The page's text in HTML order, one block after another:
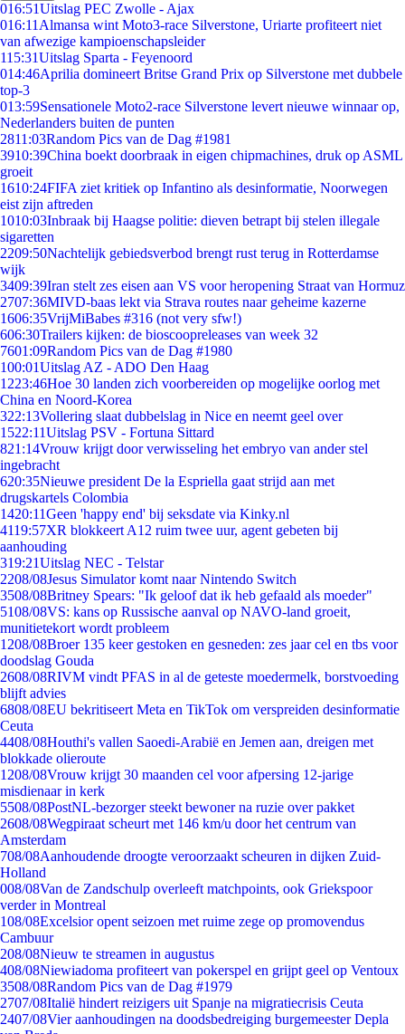
016:51Uitslag PEC Zwolle - Ajax
016:11 Almansa wint Moto3-race Silverstone, Uriarte profiteert niet
van afwezige kampioenschapsleider
115:31Uitslag Sparta - Feyenoord
014:46Aprilia domineert Britse Grand Prix op Silverstone met dubbele
top-3
013:59Sensationele Moto2-race Silverstone levert nieuwe winnaar op,
Nederlanders buiten de punten
2811:03Random Pics van de Dag #1981
3910:39China boekt doorbraak in eigen chipmachines, druk op ASML
groeit
1610:24FIFA ziet kritiek op Infantino als desinformatie, Noorwegen
eist zijn aftreden
1010:03Inbraak bij Haagse politie: dieven betrapt bij stelen illegale
sigaretten
2209:50Nachtelijk gebiedsverbod brengt rust terug in Rotterdamse
wijk
3409:39Iran stelt zes eisen aan VS voor heropening Straat van Hormuz
2707:36MIVD-baas lekt via Strava routes naar geheime kazerne
1606:35VrijMiBabes #316 (not very sfw!)
606:30Trailers kijken: de bioscoopreleases van week 32
7601:09Random Pics van de Dag #1980
100:01Uitslag AZ - ADO Den Haag
1223:46Hoe 30 landen zich voorbereiden op mogelijke oorlog met
China en Noord-Korea
322:13Vollering slaat dubbelslag in Nice en neemt geel over
1522:11Uitslag PSV - Fortuna Sittard
821:14Vrouw krijgt door verwisseling het embryo van ander stel
ingebracht
620:35Nieuwe president De la Espriella gaat strijd aan met
drugskartels Colombia
1420:11Geen 'happy end' bij seksdate via Kinky.nl
4119:57XR blokkeert A12 ruim twee uur, agent gebeten bij
aanhouding
319:21Uitslag NEC - Telstar
2208/08Jesus Simulator komt naar Nintendo Switch
3508/08Britney Spears: "Ik geloof dat ik heb gefaald als moeder"
5108/08VS: kans op Russische aanval op NAVO-land groeit,
munitietekort wordt probleem
1208/08Broer 135 keer gestoken en gesneden: zes jaar cel en tbs voor
doodslag Gouda
2608/08RIVM vindt PFAS in al de geteste moedermelk, borstvoeding
blijft advies
6808/08EU bekritiseert Meta en TikTok om verspreiden desinformatie
Ceuta
4408/08Houthi's vallen Saoedi-Arabië en Jemen aan, dreigen met
blokkade olieroute
1208/08Vrouw krijgt 30 maanden cel voor afpersing 12-jarige
misdienaar in kerk
5508/08PostNL-bezorger steekt bewoner na ruzie over pakket
2608/08Wegpiraat scheurt met 146 km/u door het centrum van
Amsterdam
708/08Aanhoudende droogte veroorzaakt scheuren in dijken Zuid-
Holland
008/08Van de Zandschulp overleeft matchpoints, ook Griekspoor
verder in Montreal
108/08Excelsior opent seizoen met ruime zege op promovendus
Cambuur
208/08Nieuw te streamen in augustus
408/08Niewiadoma profiteert van pokerspel en grijpt geel op Ventoux
3508/08Random Pics van de Dag #1979
2707/08Italië hindert reizigers uit Spanje na migratiecrisis Ceuta
2407/08Vier aanhoudingen na doodsbedreiging burgemeester Depla